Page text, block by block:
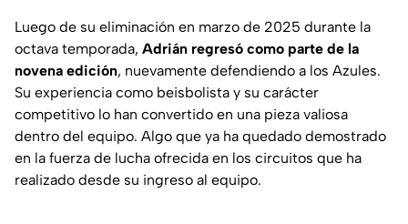
Luego de su eliminación en marzo de 2025 durante la
octava temporada, Adrián regresó como parte de la
novena edición, nuevamente defendiendo a los Azules.
Su experiencia como beisbolista y su carácter
competitivo lo han convertido en una pieza valiosa
dentro del equipo. Algo que ya ha quedado demostrado
en la fuerza de lucha ofrecida en los circuitos que ha
realizado desde su ingreso al equipo.